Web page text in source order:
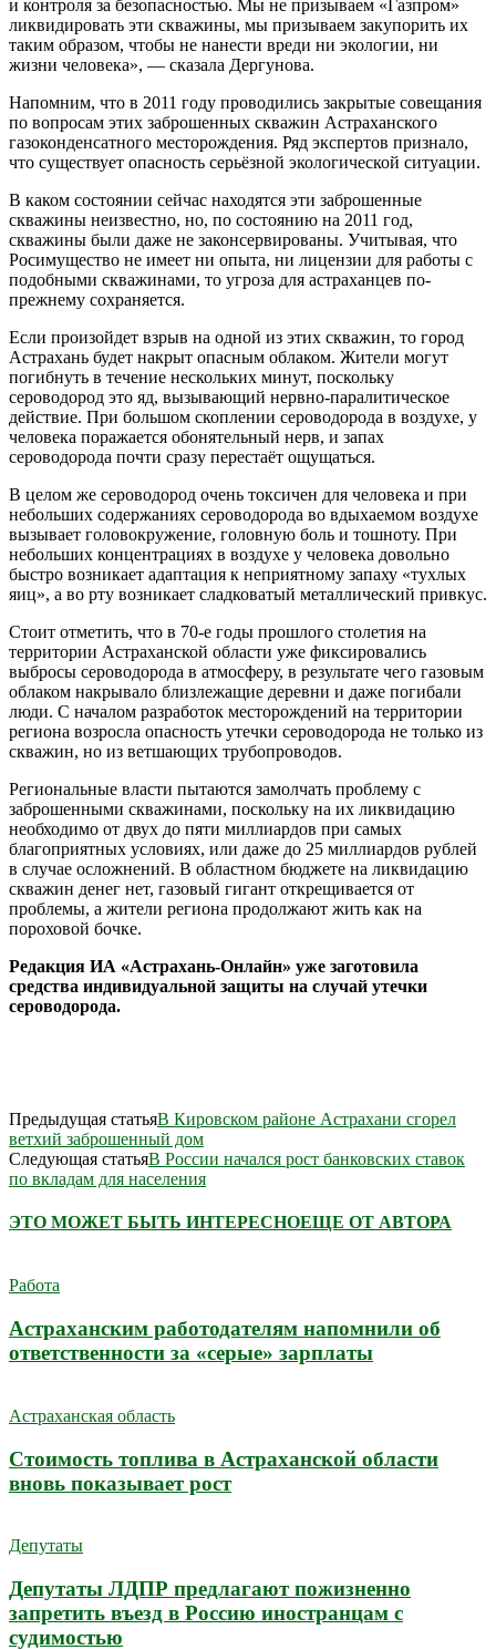
и контроля за безопасностью. Мы не призываем «Газпром»
ликвидировать эти скважины, мы призываем закупорить их
таким образом, чтобы не нанести вреди ни экологии, ни
жизни человека», — сказала Дергунова.
Напомним, что в 2011 году проводились закрытые совещания
по вопросам этих заброшенных скважин Астраханского
газоконденсатного месторождения. Ряд экспертов признало,
что существует опасность серьёзной экологической ситуации.
В каком состоянии сейчас находятся эти заброшенные
скважины неизвестно, но, по состоянию на 2011 год,
скважины были даже не законсервированы. Учитывая, что
Росимущество не имеет ни опыта, ни лицензии для работы с
подобными скважинами, то угроза для астраханцев по-
прежнему сохраняется.
Если произойдет взрыв на одной из этих скважин, то город
Астрахань будет накрыт опасным облаком. Жители могут
погибнуть в течение нескольких минут, поскольку
сероводород это яд, вызывающий нервно-паралитическое
действие. При большом скоплении сероводорода в воздухе, у
человека поражается обонятельный нерв, и запах
сероводорода почти сразу перестаёт ощущаться.
В целом же сероводород очень токсичен для человека и при
небольших содержаниях сероводорода во вдыхаемом воздухе
вызывает головокружение, головную боль и тошноту. При
небольших концентрациях в воздухе у человека довольно
быстро возникает адаптация к неприятному запаху «тухлых
яиц», а во рту возникает сладковатый металлический привкус.
Стоит отметить, что в 70-е годы прошлого столетия на
территории Астраханской области уже фиксировались
выбросы сероводорода в атмосферу, в результате чего газовым
облаком накрывало близлежащие деревни и даже погибали
люди. С началом разработок месторождений на территории
региона возросла опасность утечки сероводорода не только из
скважин, но из ветшающих трубопроводов.
Региональные власти пытаются замолчать проблему с
заброшенными скважинами, поскольку на их ликвидацию
необходимо от двух до пяти миллиардов при самых
благоприятных условиях, или даже до 25 миллиардов рублей
в случае осложнений. В областном бюджете на ликвидацию
скважин денег нет, газовый гигант открещивается от
проблемы, а жители региона продолжают жить как на
пороховой бочке.
Редакция ИА «Астрахань-Онлайн» уже заготовила
средства индивидуальной защиты на случай утечки
сероводорода.
Предыдущая статьяВ Кировском районе Астрахани сгорел
ветхий заброшенный дом
Следующая статьяВ России начался рост банковских ставок
по вкладам для населения
ЭТО МОЖЕТ БЫТЬ ИНТЕРЕСНОЕЩЕ ОТ АВТОРА
Работа
Астраханским работодателям напомнили об
ответственности за «серые» зарплаты
Астраханская область
Стоимость топлива в Астраханской области
вновь показывает рост
Депутаты
Депутаты ЛДПР предлагают пожизненно
запретить въезд в Россию иностранцам с
судимостью